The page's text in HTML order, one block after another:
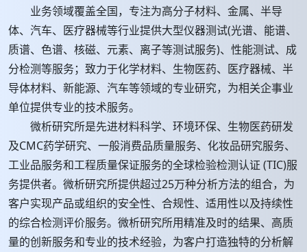
业务领域覆盖全国，专注为高分子材料、金属、半导
体、汽车、医疗器械等行业提供大型仪器测试(光谱、能谱、
质谱、色谱、核磁、元素、离子等测试服务)、性能测试、成
分检测等服务；致力于化学材料、生物医药、医疗器械、半
导体材料、新能源、汽车等领域的专业研究，为相关企事业
单位提供专业的技术服务。
微析研究所是先进材料科学、环境环保、生物医药研发
及CMC药学研究、一般消费品质量服务、化妆品研究服务、
工业品服务和工程质量保证服务的全球检验检测认证 (TIC)服
务提供者。微析研究所提供超过25万种分析方法的组合，为
客户实现产品或组织的安全性、合规性、适用性以及持续性
的综合检测评价服务。微析研究所用精准及时的结果、高质
量的创新服务和专业的技术经验，为客户打造独特的分析解